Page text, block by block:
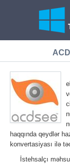
haqqında qeydlər
konvertasiyası ilə
İstehsalçı